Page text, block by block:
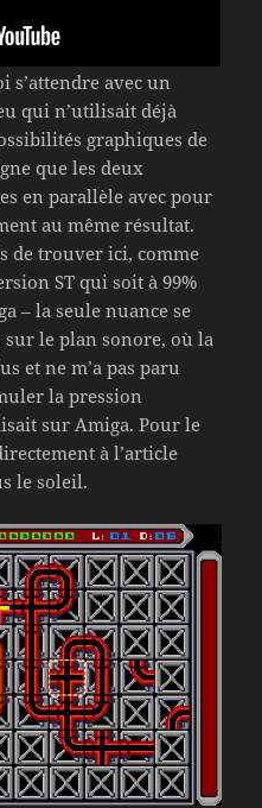
s’attendre avec un
qui n’utilisait déjà
graphiques de
que les deux
en parallèle avec pour
au même résultat.
de trouver ici, comme
ST qui soit à 99%
– la seule nuance se
le plan sonore, où la
et ne m’a pas paru
la pression
sur Amiga. Pour le
à l’article
le soleil.